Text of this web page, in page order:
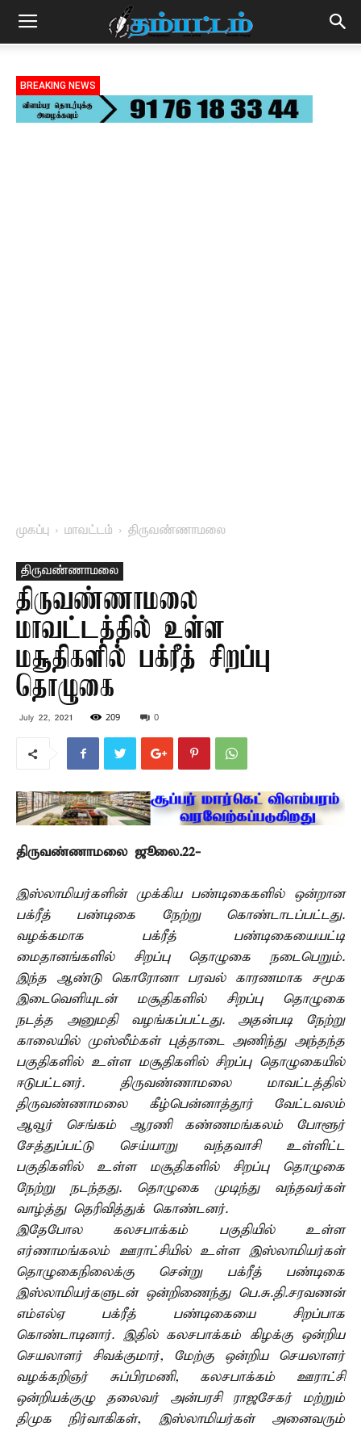
BREAKING NEWS
முகப்பு மாவட்டம் திருவண்ணாமலை
திருவண்ணாமலை
திருவண்ணாமலை
மாவட்டத்தில் உள்ள
மசூதிகளில் பக்ரீத் சிறப்பு
தொழுகை
July 22, 2021 209 0
திருவண்ணாமலை ஜூலை.22-
இஸ்லாமியர்களின் முக்கிய பண்டிகைகளில் ஒன்றான
பக்ரீத் பண்டிகை நேற்று கொண்டாடப்பட்டது.
வழக்கமாக பக்ரீத் பண்டிகையையட்டி
மைதானங்களில் சிறப்பு தொழுகை நடைபெறும்.
இந்த ஆண்டு கொரோனா பரவல் காரணமாக சமூக
இடைவெளியுடன் மசூதிகளில் சிறப்பு தொழுகை
நடத்த அனுமதி வழங்கப்பட்டது. அதன்படி நேற்று
காலையில் முஸ்லீம்கள் புத்தாடை அணிந்து அந்தந்த
பகுதிகளில் உள்ள மசூதிகளில் சிறப்பு தொழுகையில்
ஈடுபட்டனர். திருவண்ணாமலை மாவட்டத்தில்
திருவண்ணாமலை கீழ்பென்னாத்தூர் வேட்டவலம்
ஆவூர் செங்கம் ஆரணி கண்ணமங்கலம் போளூர்
சேத்துப்பட்டு செய்யாறு வந்தவாசி உள்ளிட்ட
பகுதிகளில் உள்ள மசூதிகளில் சிறப்பு தொழுகை
நேற்று நடந்தது. தொழுகை முடிந்து வந்தவர்கள்
வாழ்த்து தெரிவித்துக் கொண்டனர்.
இதேபோல கலசபாக்கம் பகுதியில் உள்ள
எர்ணாமங்கலம் ஊராட்சியில் உள்ள இஸ்லாமியர்கள்
தொழுகைநிலைக்கு சென்று பக்ரீத் பண்டிகை
இஸ்லாமியர்களுடன் ஒன்றிணைந்து பெ.சு.தி.சரவணன்
எம்எல்ஏ பக்ரீத் பண்டிகையை சிறப்பாக
கொண்டாடினார். இதில் கலசபாக்கம் கிழக்கு ஒன்றிய
செயலாளர் சிவக்குமார், மேற்கு ஒன்றிய செயலாளர்
வழக்கறிஞர் சுப்பிரமணி, கலசபாக்கம் ஊராட்சி
ஒன்றியக்குழு தலைவர் அன்பரசி ராஜசேகர் மற்றும்
திமுக நிர்வாகிகள், இஸ்லாமியர்கள் அனைவரும்